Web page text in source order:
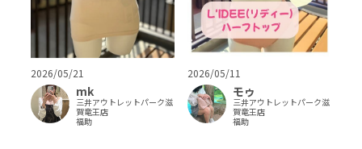
2026/05/21
mk
三井アウトレットパーク滋
賀竜王店
福助
2026/05/11
モゥ
三井アウトレットパーク滋
賀竜王店
福助